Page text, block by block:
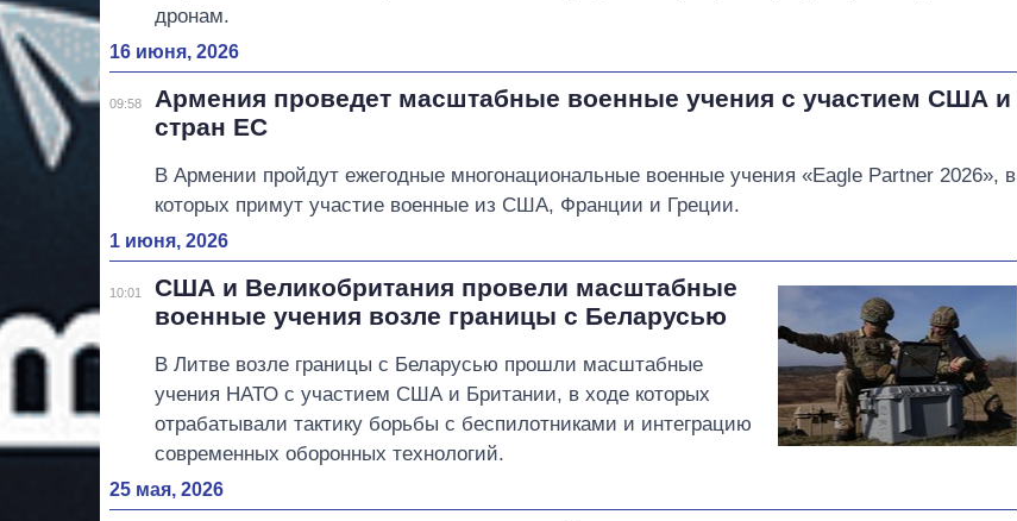
дронам.
16 июня, 2026
09:58
Армения проведет масштабные военные учения с участием США и
стран ЕС
В Армении пройдут ежегодные многонациональные военные учения «Eagle Partner 2026», в
которых примут участие военные из США, Франции и Греции.
1 июня, 2026
10:01
США и Великобритания провели масштабные
военные учения возле границы с Беларусью
В Литве возле границы с Беларусью прошли масштабные
учения НАТО с участием США и Британии, в ходе которых
отрабатывали тактику борьбы с беспилотниками и интеграцию
современных оборонных технологий.
25 мая, 2026